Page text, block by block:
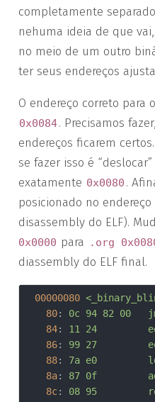
completamente
nehuma ideia de que
no meio de um outro
ter seus endereços
O endereço correto para
0x0084. Precisamos
endereços ficarem
se fazer isso é
exatamente 0x0080 .
posicionado no endereço
disassembly do ELF).
0x0000 para .org
diassembly do ELF final.
00000080
80
84
86
88
8a
8c
08